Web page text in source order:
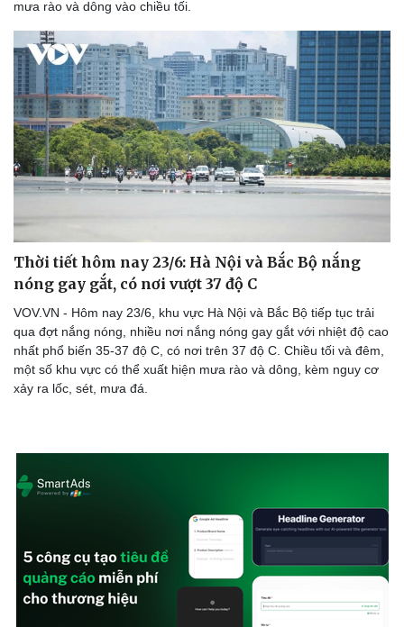
Doanh nghiệp
Thông tin doanh nghiệp
Doanh nghiệp 24h
Doanh nhân
Vì cộng đồng
Công nghệ
Sành điệu
Tin Công nghệ
Trải nghiệm
Chuyển đổi số
mưa rào và dông vào chiều tối.
Thời tiết hôm nay 23/6: Hà Nội và Bắc Bộ nắng
nóng gay gắt, có nơi vượt 37 độ C
VOV.VN - Hôm nay 23/6, khu vực Hà Nội và Bắc Bộ tiếp tục trải
qua đợt nắng nóng, nhiều nơi nắng nóng gay gắt với nhiệt độ cao
nhất phổ biến 35-37 độ C, có nơi trên 37 độ C. Chiều tối và đêm,
một số khu vực có thể xuất hiện mưa rào và dông, kèm nguy cơ
xảy ra lốc, sét, mưa đá.